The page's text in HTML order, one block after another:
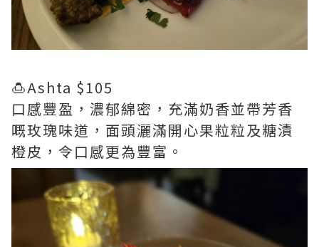
🍮Ashta $105
口感豐盈，濃郁綿密，充滿奶香並帶芳香
嘅玫瑰味道，面頭灑滿開心果粒粒及糖漬
橙皮，令口感更為豐富。